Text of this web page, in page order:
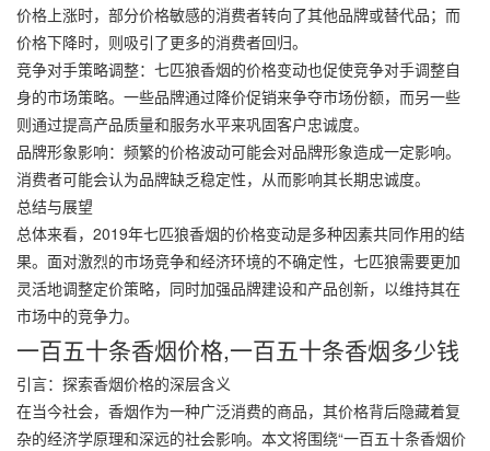
价格上涨时，部分价格敏感的消费者转向了其他品牌或替代品；而
价格下降时，则吸引了更多的消费者回归。
竞争对手策略调整：七匹狼香烟的价格变动也促使竞争对手调整自
身的市场策略。一些品牌通过降价促销来争夺市场份额，而另一些
则通过提高产品质量和服务水平来巩固客户忠诚度。
品牌形象影响：频繁的价格波动可能会对品牌形象造成一定影响。
消费者可能会认为品牌缺乏稳定性，从而影响其长期忠诚度。
总结与展望
总体来看，2019年七匹狼香烟的价格变动是多种因素共同作用的结
果。面对激烈的市场竞争和经济环境的不确定性，七匹狼需要更加
灵活地调整定价策略，同时加强品牌建设和产品创新，以维持其在
市场中的竞争力。
一百五十条香烟价格,一百五十条香烟多少钱
引言：探索香烟价格的深层含义
在当今社会，香烟作为一种广泛消费的商品，其价格背后隐藏着复
杂的经济学原理和深远的社会影响。本文将围绕“一百五十条香烟价